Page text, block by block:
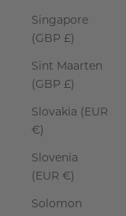
Singapore
(GBP £)
Sint Maarten
(GBP £)
Slovakia (EUR
€)
Slovenia
(EUR €)
Solomon